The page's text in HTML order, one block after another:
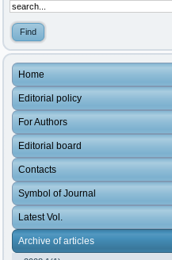
Home
Editorial policy
For Authors
Editorial board
Contacts
Symbol of Journal
Latest Vol.
Archive of articles